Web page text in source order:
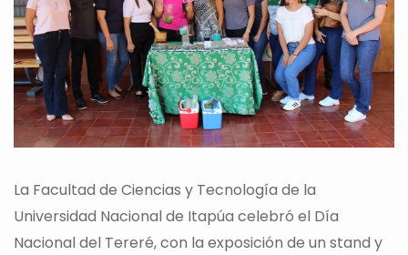
La Facultad de Ciencias y Tecnología de la
Universidad Nacional de Itapúa celebró el Día
Nacional del Tereré, con la exposición de un stand y